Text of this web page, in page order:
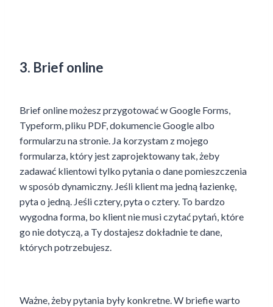
3. Brief online
Brief online możesz przygotować w Google Forms,
Typeform, pliku PDF, dokumencie Google albo
formularzu na stronie. Ja korzystam z mojego
formularza, który jest zaprojektowany tak, żeby
zadawać klientowi tylko pytania o dane pomieszczenia
w sposób dynamiczny. Jeśli klient ma jedną łazienkę,
pyta o jedną. Jeśli cztery, pyta o cztery. To bardzo
wygodna forma, bo klient nie musi czytać pytań, które
go nie dotyczą, a Ty dostajesz dokładnie te dane,
których potrzebujesz.
Ważne, żeby pytania były konkretne. W briefie warto